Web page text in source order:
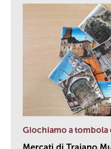
Giochiamo a